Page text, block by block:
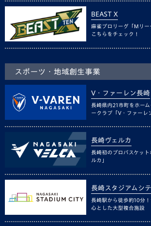
BEAST X
麻雀プロリーグ「Mリ
こちらをチェック！
スポーツ・地域創生事業
V・ファーレン長崎
長崎県内21市町をホー
ークラブ「V・ファーレ
長崎ヴェルカ
長崎初のプロバスケッ
ルカ」
長崎スタジアムシテ
長崎駅から徒歩約10分
心とした大型複合施設